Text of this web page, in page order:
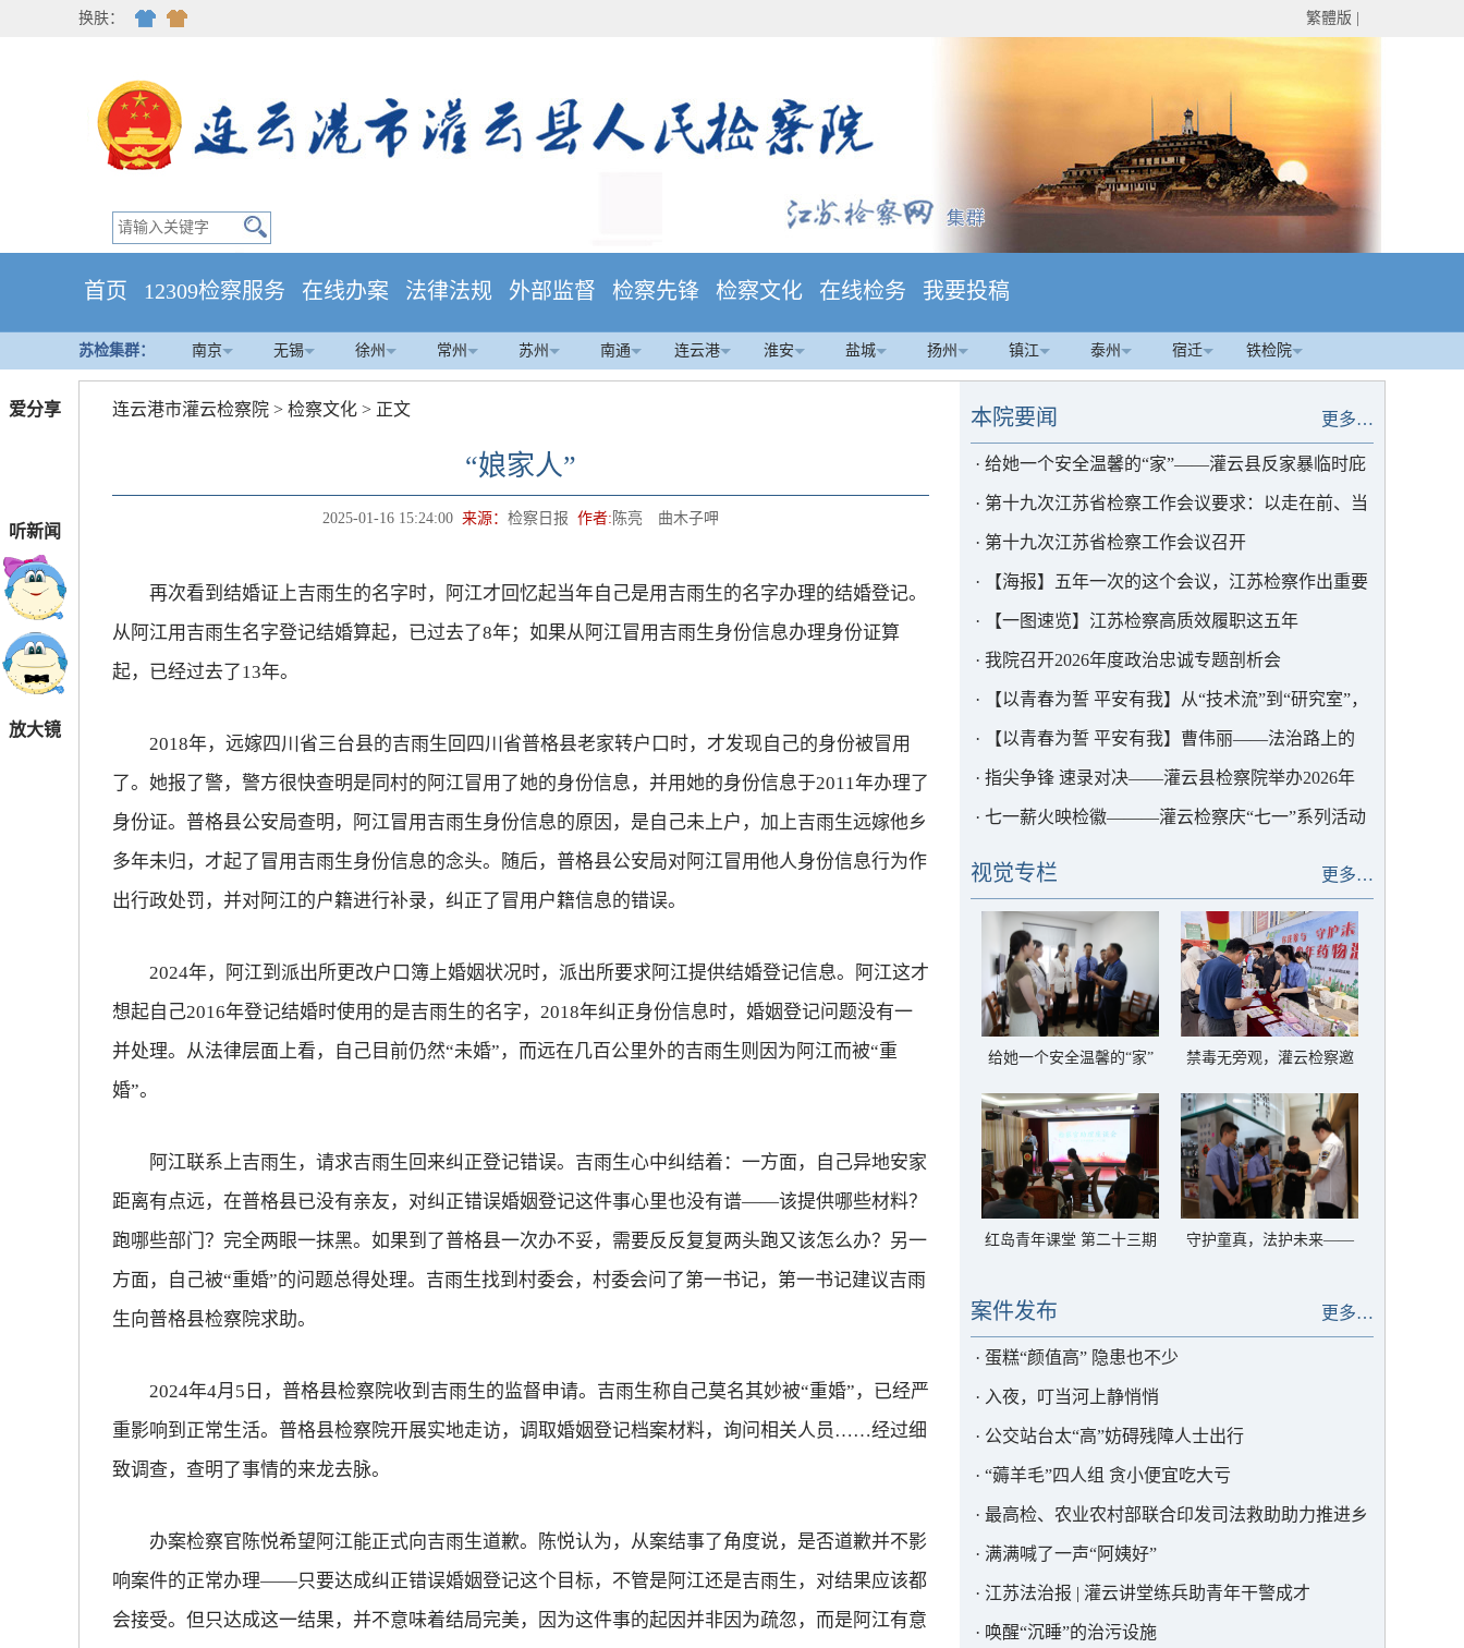
爱分享
听新闻
放大镜
换肤： 繁體版
首页 12309检察服务 在线办案 法律法规 外部监督 检察先锋 检察文化 在线检务 我要投稿
苏检集群： 南京 无锡 徐州 常州 苏州 南通 连云港 淮安 盐城 扬州 镇江 泰州 宿迁 铁检院
连云港市灌云检察院 > 检察文化 > 正文
“娘家人”
2025-01-16 15:24:00 来源： 检察日报 作者: 陈亮 曲木子呷
再次看到结婚证上吉雨生的名字时，阿江才回忆起当年自己是用吉雨生的名字办理的结婚登记。
从阿江用吉雨生名字登记结婚算起，已过去了8年；如果从阿江冒用吉雨生身份信息办理身份证算
起，已经过去了13年。
2018年，远嫁四川省三台县的吉雨生回四川省普格县老家转户口时，才发现自己的身份被冒用
了。她报了警，警方很快查明是同村的阿江冒用了她的身份信息，并用她的身份信息于2011年办理了
身份证。普格县公安局查明，阿江冒用吉雨生身份信息的原因，是自己未上户，加上吉雨生远嫁他乡
多年未归，才起了冒用吉雨生身份信息的念头。随后，普格县公安局对阿江冒用他人身份信息行为作
出行政处罚，并对阿江的户籍进行补录，纠正了冒用户籍信息的错误。
2024年，阿江到派出所更改户口簿上婚姻状况时，派出所要求阿江提供结婚登记信息。阿江这才
想起自己2016年登记结婚时使用的是吉雨生的名字，2018年纠正身份信息时，婚姻登记问题没有一
并处理。从法律层面上看，自己目前仍然“未婚”，而远在几百公里外的吉雨生则因为阿江而被“重
婚”。
阿江联系上吉雨生，请求吉雨生回来纠正登记错误。吉雨生心中纠结着：一方面，自己异地安家
距离有点远，在普格县已没有亲友，对纠正错误婚姻登记这件事心里也没有谱——该提供哪些材料？
跑哪些部门？完全两眼一抹黑。如果到了普格县一次办不妥，需要反反复复两头跑又该怎么办？另一
方面，自己被“重婚”的问题总得处理。吉雨生找到村委会，村委会问了第一书记，第一书记建议吉雨
生向普格县检察院求助。
2024年4月5日，普格县检察院收到吉雨生的监督申请。吉雨生称自己莫名其妙被“重婚”，已经严
重影响到正常生活。普格县检察院开展实地走访，调取婚姻登记档案材料，询问相关人员……经过细
致调查，查明了事情的来龙去脉。
办案检察官陈悦希望阿江能正式向吉雨生道歉。陈悦认为，从案结事了角度说，是否道歉并不影
响案件的正常办理——只要达成纠正错误婚姻登记这个目标，不管是阿江还是吉雨生，对结果应该都
会接受。但只达成这一结果，并不意味着结局完美，因为这件事的起因并非因为疏忽，而是阿江有意
更多…
本院要闻
· 给她一个安全温馨的“家”——灌云县反家暴临时庇
护中心以法护航
· 第十九次江苏省检察工作会议要求：以走在前、当
表率的实干实绩为中国式现代化江苏新实践贡献更大
检察力量
· 第十九次江苏省检察工作会议召开
· 【海报】五年一次的这个会议，江苏检察作出重要
部署
· 【一图速览】江苏检察高质效履职这五年
· 我院召开2026年度政治忠诚专题剖析会
· 【以青春为誓 平安有我】从“技术流”到“研究室”，
这位青年干警用AI为检察赋能
· 【以青春为誓 平安有我】曹伟丽——法治路上的
“求极致”者
· 指尖争锋 速录对决——灌云县检察院举办2026年
度书记员速录竞赛
· 七一薪火映检徽———灌云检察庆“七一”系列活动
更多…
视觉专栏
给她一个安全温馨的“家”
护中心以法护航
禁毒无旁观，灌云检察邀
红岛青年课堂 第二十三期
守护童真，法护未来——
更多…
案件发布
· 蛋糕“颜值高” 隐患也不少
· 入夜，叮当河上静悄悄
· 公交站台太“高”妨碍残障人士出行
· “薅羊毛”四人组 贪小便宜吃大亏
· 最高检、农业农村部联合印发司法救助助力推进乡
村全面振兴典型案例，灌云1例入选！
· 满满喊了一声“阿姨好”
· 江苏法治报 | 灌云讲堂练兵助青年干警成才
· 唤醒“沉睡”的治污设施